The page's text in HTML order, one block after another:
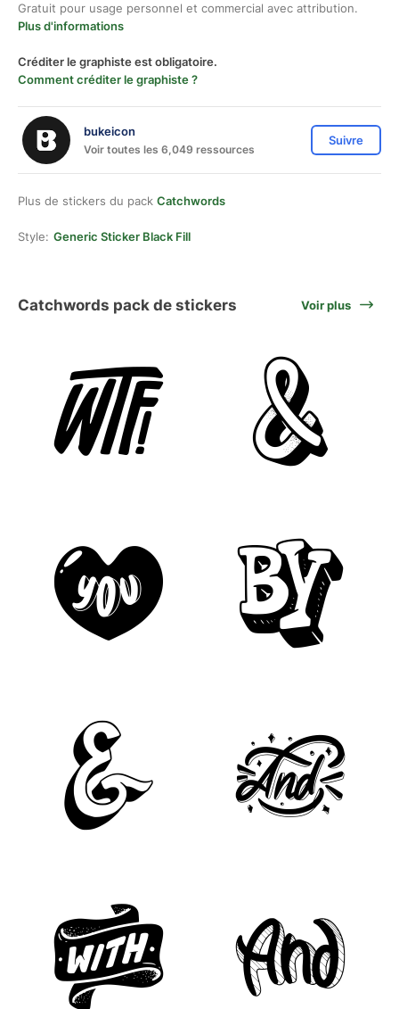
Gratuit pour usage personnel et commercial avec attribution.
Plus d'informations
Créditer le graphiste est obligatoire.
Comment créditer le graphiste ?
bukeicon
Voir toutes les 6,049 ressources
Suivre
Plus de stickers du pack Catchwords
Style: Generic Sticker Black Fill
Catchwords pack de stickers Voir plus